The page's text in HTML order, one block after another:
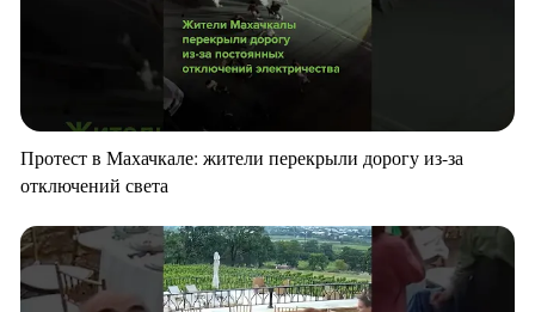
Протест в Махачкале: жители перекрыли дорогу из-за
отключений света